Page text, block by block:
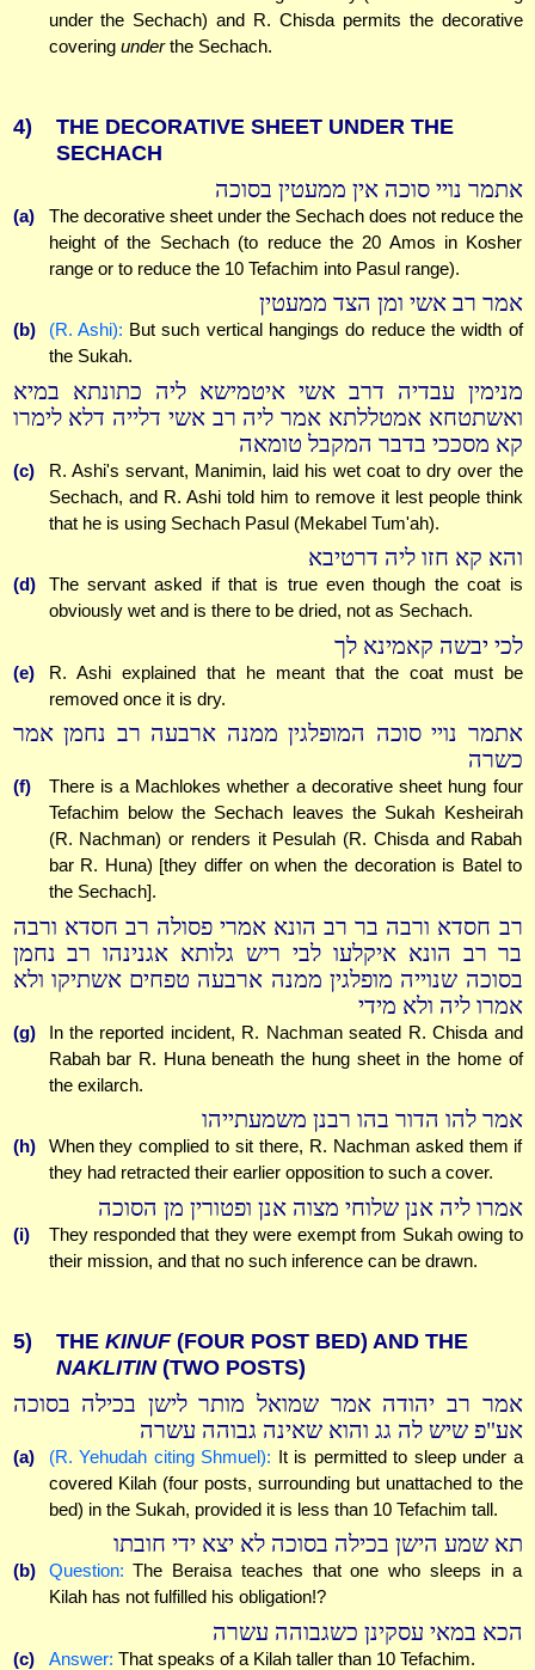
under the Sechach) and R. Chisda permits the decorative
covering underthe Sechach.
4)
THE DECORATIVE SHEET UNDER THE
SECHACH
אתמר נויי סוכה אין ממעטין בסוכה
(a)
The decorative sheet under the Sechach does not reduce the
height of the Sechach (to reduce the 20 Amos in Kosher
range or to reduce the 10 Tefachim into Pasul range).
אמר רב אשי ומן הצד ממעטין
(b) (R. Ashi): But such vertical hangings do reduce the width of
the Sukah.
מנימין עבדיה דרב אשי איטמישא ליה כתונתא במיא
ואשתטחא אמטללתא אמר ליה רב אשי דלייה דלא לימרו
קא מסככי בדבר המקבל טומאה
(c)
R. Ashi's servant, Manimin, laid his wet coat to dry over the
Sechach, and R. Ashi told him to remove it lest people think
that he is using Sechach Pasul (Mekabel Tum'ah).
והא קא חזו ליה דרטיבא
(d)
The servant asked if that is true even though the coat is
obviously wet and is there to be dried, not as Sechach.
לכי יבשה קאמינא לך
(e)
R. Ashi explained that he meant that the coat must be
removed once it is dry.
אתמר נויי סוכה המופלגין ממנה ארבעה רב נחמן אמר
כשרה
(f)
There is a Machlokes whether a decorative sheet hung four
Tefachim below the Sechach leaves the Sukah Kesheirah
(R. Nachman) or renders it Pesulah (R. Chisda and Rabah
bar R. Huna) [they differ on when the decoration is Batel to
the Sechach].
רב חסדא ורבה בר רב הונא אמרי פסולה רב חסדא ורבה
בר רב הונא איקלעו לבי ריש גלותא אגנינהו רב נחמן
בסוכה שנוייה מופלגין ממנה ארבעה טפחים אשתיקו ולא
אמרו ליה ולא מידי
(g)
In the reported incident, R. Nachman seated R. Chisda and
Rabah bar R. Huna beneath the hung sheet in the home of
the exilarch.
אמר להו הדור בהו רבנן משמעתייהו
(h)
When they complied to sit there, R. Nachman asked them if
they had retracted their earlier opposition to such a cover.
אמרו ליה אנן שלוחי מצוה אנן ופטורין מן הסוכה
(i)
They responded that they were exempt from Sukah owing to
their mission, and that no such inference can be drawn.
5) THE KINUF(FOUR POST BED) AND THE
NAKLITIN(TWO POSTS)
אמר רב יהודה אמר שמואל מותר לישן בכילה בסוכה
אע"פ שיש לה גג והוא שאינה גבוהה עשרה
(a) (R. Yehudah citing Shmuel): It is permitted to sleep under a
covered Kilah (four posts, surrounding but unattached to the
bed) in the Sukah, provided it is less than 10 Tefachim tall.
תא שמע הישן בכילה בסוכה לא יצא ידי חובתו
(b) Question: The Beraisa teaches that one who sleeps in a
Kilah has not fulfilled his obligation!?
הכא במאי עסקינן כשגבוהה עשרה
(c) Answer: That speaks of a Kilah taller than 10 Tefachim.